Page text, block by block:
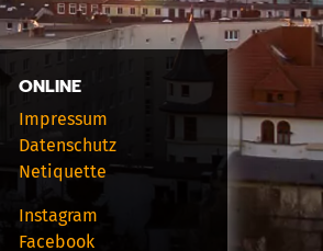
ONLINE
Impressum
Datenschutz
Netiquette
Instagram
Facebook